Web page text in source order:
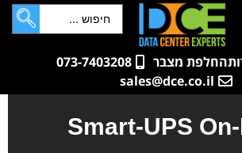
החלפת מצבר
073-7403208
sales@dce.co.il
Smart-UPS